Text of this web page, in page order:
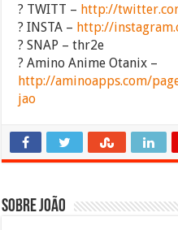
? TWITT – http://
? INSTA – http://
? SNAP – thr2e
? Amino Anime Otanix –
http://aminoapps.com/
jao
Sobre João